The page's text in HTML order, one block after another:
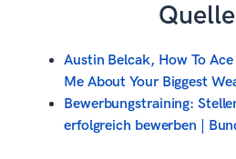
Austin Belcak, How To Ace
Me About Your Biggest
Bewerbungstraining:
erfolgreich bewerben |